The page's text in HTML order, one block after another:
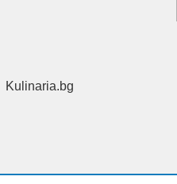
Kulinaria.bg